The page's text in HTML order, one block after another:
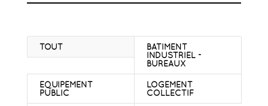
TOUT
BATIMENT
INDUSTRIEL -
BUREAUX
EQUIPEMENT
PUBLIC
LOGEMENT
COLLECTIF